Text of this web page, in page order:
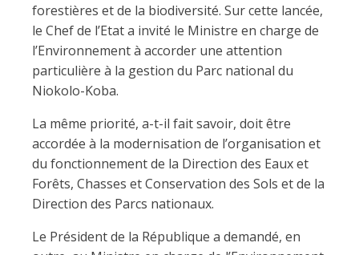
forestières et de la biodiversité. Sur cette lancée,
le Chef de l’Etat a invité le Ministre en charge de
l’Environnement à accorder une attention
particulière à la gestion du Parc national du
Niokolo-Koba.
La même priorité, a-t-il fait savoir, doit être
accordée à la modernisation de l’organisation et
du fonctionnement de la Direction des Eaux et
Forêts, Chasses et Conservation des Sols et de la
Direction des Parcs nationaux.
Le Président de la République a demandé, en